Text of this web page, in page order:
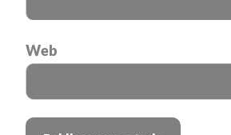
Web